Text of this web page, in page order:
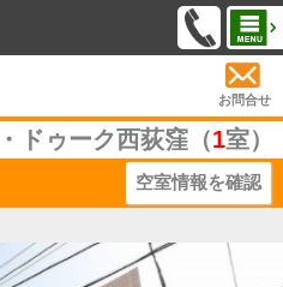
お問合せ
ドゥーク西荻窪（1室）
空室情報を確認